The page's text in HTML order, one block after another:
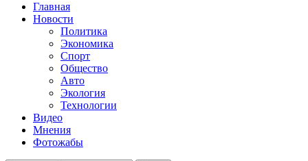
Главная
Новости
Политика
Экономика
Спорт
Общество
Авто
Экология
Технологии
Видео
Мнения
Фотожабы